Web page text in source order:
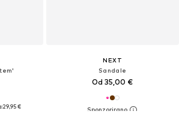
29,95 €
NEXT
Sandale
Od 35,00 €